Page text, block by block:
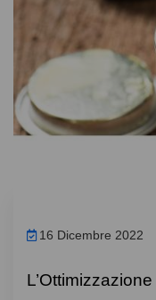
16 Dicembre 2022